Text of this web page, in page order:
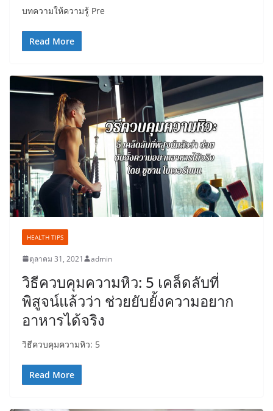
บทความให้ความรู้ Pre
Read More
HEALTH TIPS
ตุลาคม 31, 2021 admin
วิธีควบคุมความหิว: 5 เคล็ดลับที่
พิสูจน์แล้วว่า ช่วยยับยั้งความอยาก
อาหารได้จริง
วิธีควบคุมความหิว: 5
Read More